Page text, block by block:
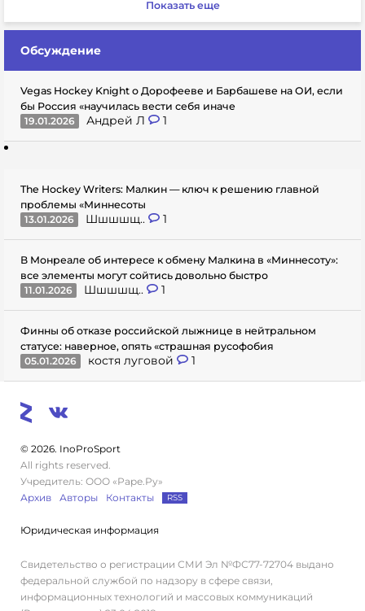
Показать еще
Обсуждение
Vegas Hockey Knight о Дорофееве и Барбашеве на ОИ, если
бы Россия «научилась вести себя иначе
19.01.2026
Андрей Л 1
The Hockey Writers: Малкин — ключ к решению главной
проблемы «Миннесоты
13.01.2026
Шшшшщ.. 1
В Монреале об интересе к обмену Малкина в «Миннесоту»:
все элементы могут сойтись довольно быстро
11.01.2026
Шшшшщ.. 1
Финны об отказе российской лыжнице в нейтральном
статусе: наверное, опять «страшная русофобия
05.01.2026
костя луговой 1
© 2026. InoProSport
All rights reserved.
Учредитель: ООО «Раре.Ру»
Архив
Авторы Контакты RSS
Юридическая информация
Свидетельство о регистрации СМИ Эл №ФС77-72704 выдано
федеральной службой по надзору в сфере связи,
информационных технологий и массовых коммуникаций